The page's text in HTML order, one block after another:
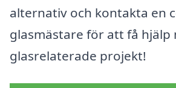
alternativ och kontakta en
glasmästare för att få hjälp
glasrelaterade projekt!